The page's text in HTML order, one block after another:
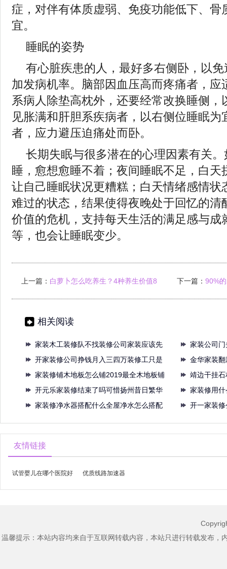
症，对伴有体质虚弱、免疫功能低下、骨
宜。
睡眠的姿势
有心脏疾患的人，最好多右侧卧，以
加发病机率。脑部因血压高而疼痛者，应
系病人除垫高枕外，还要经常改换睡侧，
见胀满和肝胆系疾病者，以右侧位睡眠为
者，应力避压迫痛处而卧。
长期失眠与很多潜在的心理因素有关
睡，愈想愈睡不着；夜间睡眠不足，白天
让自己睡眠状况更糟糕；白天情绪感情状
难过的状态，结果使得夜晚处于回忆的清
价值的危机，支持每天生活的满足感与成
等，也会让睡眠变少。
上一篇： 白萝卜怎么吃养生？4种养生价值8
种医疗价值
下一篇： 90%
相关阅读
家装木工装修队不找装修公司家装应该先
找谁
家装公司
多少
开家装修公司挣钱月入三四万装修工只是
不体
金华家装
补漆
家装修铺木地板怎么铺2019最全木地板铺
靖边干挂
合同
开元乐家装修结束了吗可惜扬州昔日繁华
商场
家装修用
必请
家装修净水器搭配什么全屋净水怎么搭配
开一家装
友情链接
试管婴儿在哪个医院好 优质线路加速器
温馨提示：本站内容均来自于互联网转载内容，本站只进行转载发布